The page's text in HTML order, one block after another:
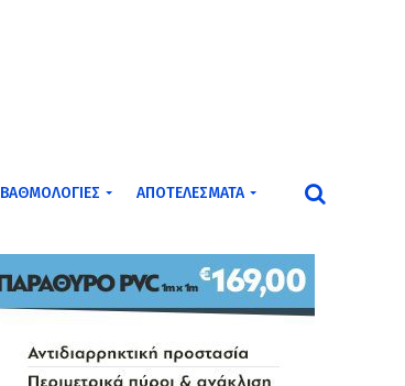
ΒΑΘΜΟΛΟΓΊΕΣ ΑΠΟΤΕΛΈΣΜΑΤΑ